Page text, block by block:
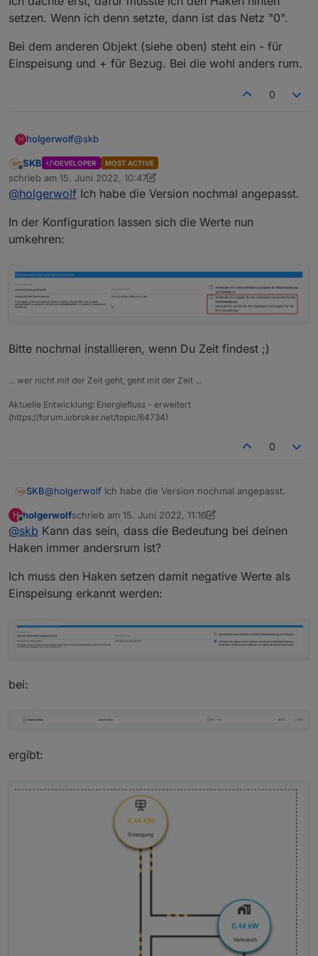
setzen. Wenn ich denn setzte, dann ist das Netz "0".
Bei dem anderen Objekt (siehe oben) steht ein - für
Einspeisung und + für Bezug. Bei die wohl anders rum.
0
H holgerwolf@skb
Ich hab mehrere Objekte mit Einspeisung/Bezug.
Habe auch schon mit den Einstellungen gespielt:
Dann sieht das gut aus:
Ich dachte erst, dafür müsste ich den Haken hinten
setzen. Wenn ich denn setzte, dann ist das Netz
"0".
Bei dem anderen Objekt (siehe oben) steht ein -
für Einspeisung und + für Bezug. Bei die wohl
Offline
SKB DEVELOPER MOST ACTIVE
schrieb am 15. Juni 2022, 10:47
zuletzt editiert von SKB
@holgerwolf Ich habe die Version nochmal angepasst.
In der Konfiguration lassen sich die Werte nun
umkehren:
Bitte nochmal installieren, wenn Du Zeit findest ;)
... wer nicht mit der Zeit geht, geht mit der Zeit ...
Aktuelle Entwicklung: Energiefluss - erweitert
(https://forum.iobroker.net/topic/64734)
0
SKB@holgerwolf Ich habe die Version nochmal angepasst.
In der Konfiguration lassen sich die Werte nun umkehren:
Bitte nochmal installieren, wenn Du Zeit findest ;)
H
Online
holgerwolfschrieb am 15. Juni 2022, 11:16
zuletzt editiert von holgerwolf
@skb Kann das sein, dass die Bedeutung bei deinen
Haken immer andersrum ist?
Ich muss den Haken setzen damit negative Werte als
Einspeisung erkannt werden:
bei:
ergibt: